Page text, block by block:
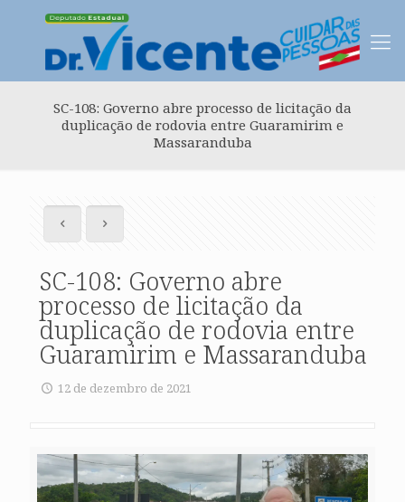
SC-108: Governo abre processo de licitação da
duplicação de rodovia entre Guaramirim e
Massaranduba
SC-108: Governo abre
processo de licitação da
duplicação de rodovia entre
Guaramirim e Massaranduba
12 de dezembro de 2021